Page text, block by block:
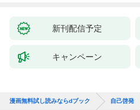
新刊配信予定
キャンペーン
漫画無料試し読みならdブック 自己啓発